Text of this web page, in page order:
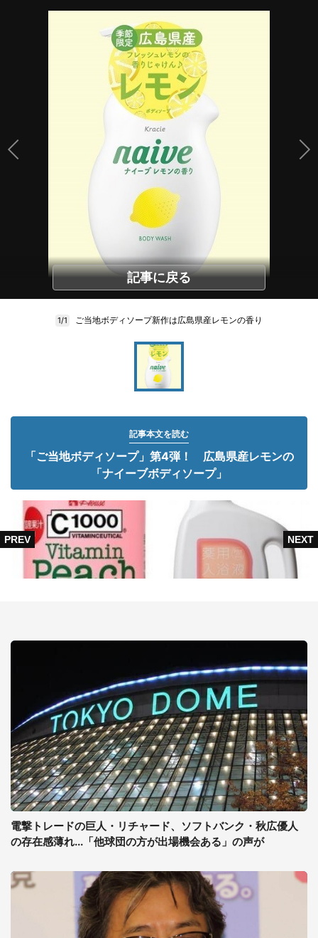
記事に戻る
1/1 ご当地ボディソープ新作は広島県産レモンの香り
記事本文を読む
「ご当地ボディソープ」第4弾！ 広島県産レモンの
「ナイーブボディソープ」
電撃トレードの巨人・リチャード、ソフトバンク・秋広優人
の存在感薄れ...「他球団の方が出場機会ある」の声が